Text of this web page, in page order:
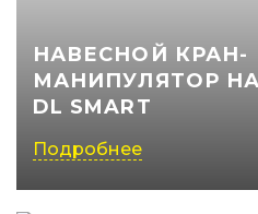
НАВЕСНОЙ КРАН-
МАНИПУЛЯТОР
DL SMART
Подробнее